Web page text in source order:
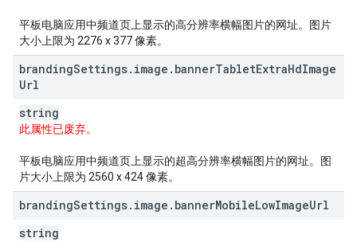
平板电脑应用中频道页上显示的高分辨率横幅图片的网址。图片
大小上限为 2276 x 377 像素。
brandingSettings. image . bannerTabletExtraHdImage
Url
string
此属性已废弃。
平板电脑应用中频道页上显示的超高分辨率横幅图片的网址。图
片大小上限为 2560 x 424 像素。
brandingSettings. image . bannerMobileLowImageUrl
string